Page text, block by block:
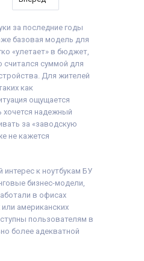
240 GB SSD
Класс:
Производительный
Операционная
система: Windows 10
Комплектация:
Ноутбук, зарядное
устройство, наклейки
на клавиши (или доп.
опциягравировка
расходная накладная
за последние годы
базовая модель для
«улетает» в бюджет,
суммой для
Для жителей
как
ощущается
хочется надежный
за «заводскую
не кажется
к ноутбукам БУ
бизнес-модели,
в офисах
американских
пользователям в
более адекватной